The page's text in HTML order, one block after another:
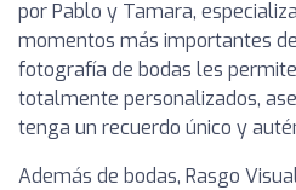
por Pablo y Tamara,
momentos más importantes
fotografía de bodas les
totalmente personalizados,
tenga un recuerdo único y
Además de bodas, Rasgo